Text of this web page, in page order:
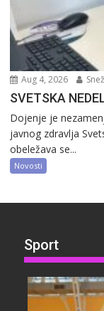
Aug 4, 2026
SVETSKA
Dojenje je
javnog zdravlja
obeležava se...
Novosti
Sport